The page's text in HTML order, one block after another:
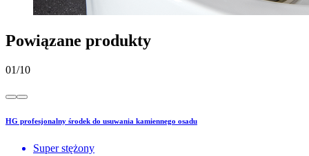
Powiązane produkty
01/10
HG profesjonalny środek do usuwania kamiennego osadu
Super stężony